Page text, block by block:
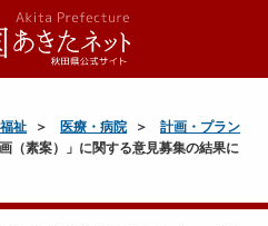
祉 医療・病院
計画・プラン
（素案）」に関する意見募集の結果に